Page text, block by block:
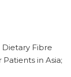
Dietary Fibre
in Asia;